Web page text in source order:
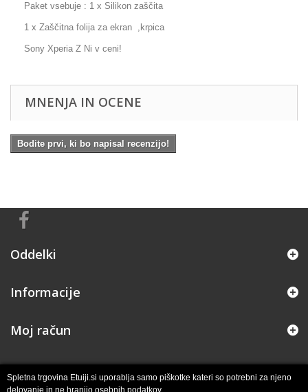
Paket vsebuje : 1 x Silikon zaščita
1 x Zaščitna folija za ekran ,krpica
Sony Xperia Z Ni v ceni!
MNENJA IN OCENE
Bodite prvi, ki bo napisal recenzijo!
Oddelki
Informacije
Moj račun
Spletna trgovina Etuiji.si uporablja samo piškotke kateri so potrebni za njeno
delovanje in ne hranijo osebnih podatkov.